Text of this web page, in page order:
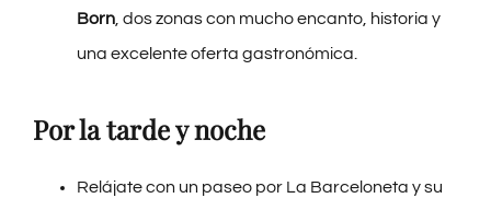
Born, dos zonas con mucho encanto, historia y
una excelente oferta gastronómica.
Por la tarde y noche
Relájate con un paseo por La Barceloneta y su